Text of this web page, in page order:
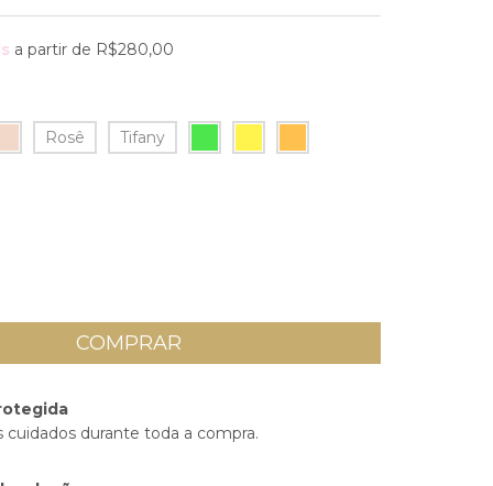
a partir de R$280,00
Rosê Tifany
cuidados durante toda a compra.